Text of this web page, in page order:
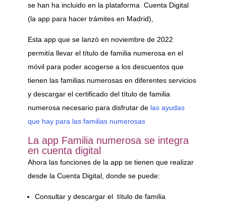
se han ha incluido en la plataforma Cuenta Digital
(la app para hacer trámites en Madrid),
Esta app que se lanzó en noviembre de 2022
permitía llevar el título de familia numerosa en el
móvil para poder acogerse a los descuentos que
tienen las familias numerosas en diferentes servicios
y descargar el certificado del título de familia
numerosa necesario para disfrutar de las ayudas
que hay para las familias numerosas
La app Familia numerosa se integra
en cuenta digital
Ahora las funciones de la app se tienen que realizar
desde la Cuenta Digital, donde se puede:
Consultar y descargar el título de familia